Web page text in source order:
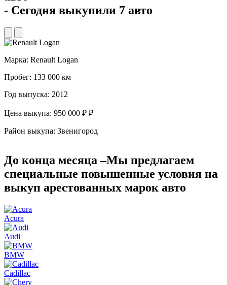
- Сегодня выкупили 7 авто
Марка: Renault Logan
Пробег: 133 000 км
Год выпуска: 2012
Цена выкупа: 950 000 ₽ ₽
Район выкупа: Звенигород
До конца месяца –Мы предлагаем
специальные повышенные условия на
выкуп арестованных марок авто
Acura
Audi
BMW
Cadillac